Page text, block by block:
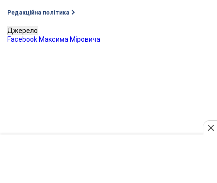
Редакційна політика
Джерело
Facebook Максима Міровича